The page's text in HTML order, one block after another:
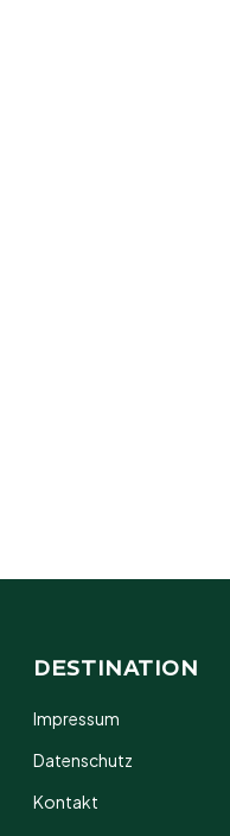
DESTINATION
Impressum
Datenschutz
Kontakt